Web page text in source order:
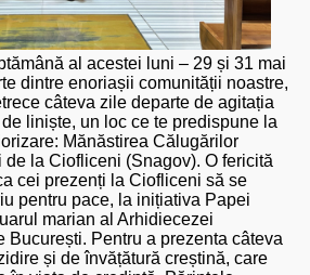
al acestei luni – 29 și 31 mai
dintre enoriașii comunității noastre,
câteva zile departe de agitația
liniște, un loc ce te predispune la
Mănăstirea Călugărilor
la Ciofliceni (Snagov). O fericită
cei prezenți la Ciofliceni să se
pentru pace, la inițiativa Papei
marian al Arhidiecezei
București. Pentru a prezenta câteva
și de învățătură creștină, care